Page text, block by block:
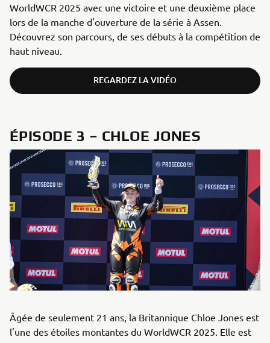
WorldWCR 2025 avec une victoire et une deuxième place
lors de la manche d'ouverture de la série à Assen.
Découvrez son parcours, de ses débuts à la compétition de
haut niveau.
REGARDEZ LA VIDÉO
ÉPISODE 3 – CHLOE JONES
Âgée de seulement 21 ans, la Britannique Chloe Jones est
l'une des étoiles montantes du WorldWCR 2025. Elle est